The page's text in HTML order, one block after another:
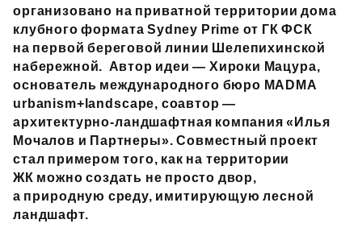
организовано на приватной территории дома
клубного формата Sydney Prime от ГК ФСК
на первой береговой линии Шелепихинской
набережной. Автор идеи — Хироки Мацура,
основатель международного бюро MADMA
urbanism+landscape, соавтор —
архитектурно‑ландшафтная компания «Илья
Мочалов и Партнеры». Совместный проект
стал примером того, как на территории
ЖК можно создать не просто двор,
а природную среду, имитирующую лесной
ландшафт.